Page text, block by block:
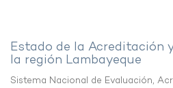
Estado de la Acreditación
la región Lambayeque
Sistema Nacional de Evaluación,